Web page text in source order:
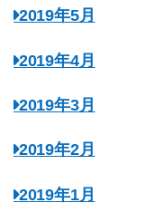
2019年5月
2019年4月
2019年3月
2019年2月
2019年1月